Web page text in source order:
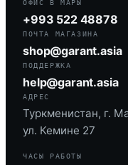
ОФИС В МАРЫ
+993 522 48878
ПОЧТА МАГАЗИНА
shop@garant.asia
ПОДДЕРЖКА
help@garant.asia
АДРЕС
Туркменистан, г.
ул. Кемине 27
ЧАСЫ РАБОТЫ